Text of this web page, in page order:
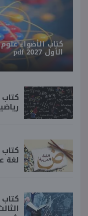
كتاب الأضواء
الأول 2027 pdf
لغة